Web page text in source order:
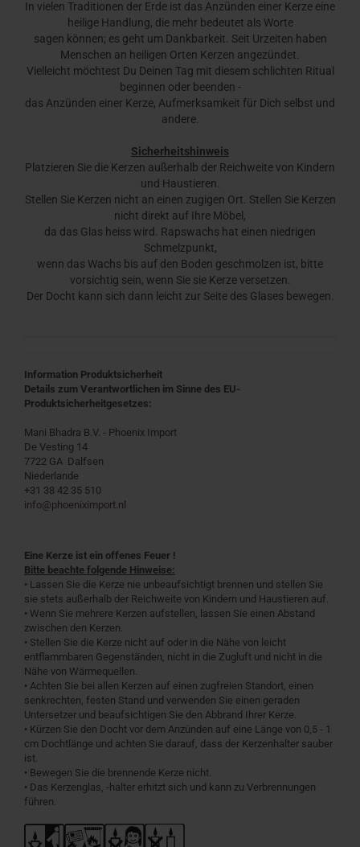
In vielen Traditionen der Erde ist das Anzünden einer Kerze eine
heilige Handlung, die mehr bedeutet als Worte
sagen können; es geht um Dankbarkeit. Seit Urzeiten haben
Menschen an heiligen Orten Kerzen angezündet.
Vielleicht möchtest Du Deinen Tag mit diesem schlichten Ritual
beginnen oder beenden -
das Anzünden einer Kerze, Aufmerksamkeit für Dich selbst und
andere.
Sicherheitshinweis
Platzieren Sie die Kerzen außerhalb der Reichweite von Kindern
und Haustieren.
Stellen Sie Kerzen nicht an einen zugigen Ort. Stellen Sie Kerzen
nicht direkt auf Ihre Möbel,
da das Glas heiss wird. Rapswachs hat einen niedrigen
Schmelzpunkt,
wenn das Wachs bis auf den Boden geschmolzen ist, bitte
vorsichtig sein, wenn Sie sie Kerze versetzen.
Der Docht kann sich dann leicht zur Seite des Glases bewegen.
Information Produktsicherheit
Details zum Verantwortlichen im Sinne des EU-
Produktsicherheitgesetzes:
Mani Bhadra B.V. - Phoenix Import
De Vesting 14
7722 GA Dalfsen
Niederlande
+31 38 42 35 510
info@phoeniximport.nl
Eine Kerze ist ein offenes Feuer !
Bitte beachte folgende Hinweise:
• Lassen Sie die Kerze nie unbeaufsichtigt brennen und stellen Sie
sie stets außerhalb der Reichweite von Kindern und Haustieren auf.
• Wenn Sie mehrere Kerzen aufstellen, lassen Sie einen Abstand
zwischen den Kerzen.
• Stellen Sie die Kerze nicht auf oder in die Nähe von leicht
entflammbaren Gegenständen, nicht in die Zugluft und nicht in die
Nähe von Wärmequellen.
• Achten Sie bei allen Kerzen auf einen zugfreien Standort, einen
senkrechten, festen Stand und verwenden Sie einen geraden
Untersetzer und beaufsichtigen Sie den Abbrand Ihrer Kerze.
• Kürzen Sie den Docht vor dem Anzünden auf eine Länge von 0,5 - 1
cm Dochtlänge und achten Sie darauf, dass der Kerzenhalter sauber
ist.
• Bewegen Sie die brennende Kerze nicht.
• Das Kerzenglas, -halter erhitzt sich und kann zu Verbrennungen
führen.